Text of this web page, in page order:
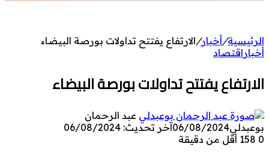
الرئيسية/أخبار/الارتفاع يفتتح تداولات بورصة البيضاء
أخبار اقتصاد
الارتفاع يفتتح تداولات بورصة البيضاء
عبد الرحمان
بوعبدلي06/08/2024آخر تحديث: 06/08/2024
0
أقل من دقيقة